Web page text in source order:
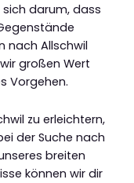
darum, dass
nach Allschwil
großen Wert
Vorgehen.
zu erleichtern,
der Suche nach
breiten
können wir dir